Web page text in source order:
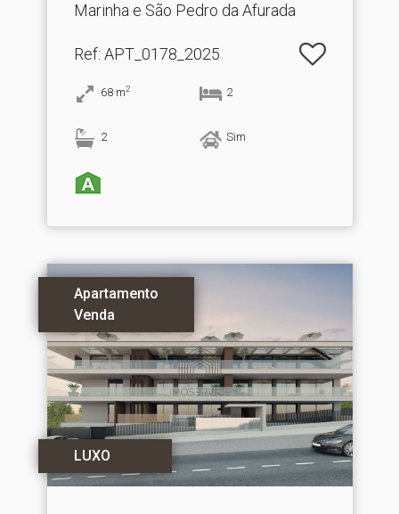
Marinha e São Pedro da Afurada
Ref: APT_0178_2025
68 m2 2
2 Sim
Apartamento
Venda
LUXO